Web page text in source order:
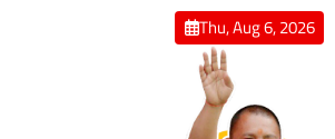
Thu, Aug 6, 2026